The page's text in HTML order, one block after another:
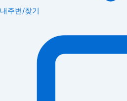
내주변/찾기